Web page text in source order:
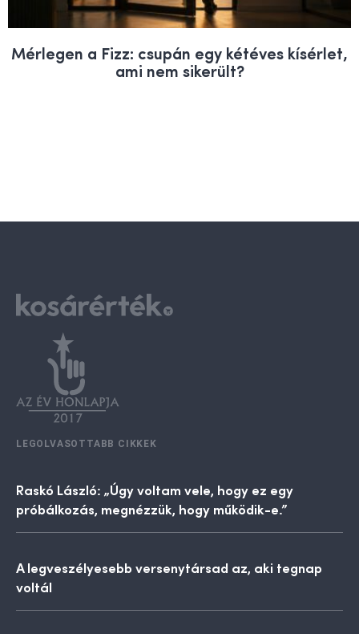
Mérlegen a Fizz: csupán egy kétéves kísérlet,
ami nem sikerült?
LEGOLVASOTTABB CIKKEK
Raskó László: „Úgy voltam vele, hogy ez egy
próbálkozás, megnézzük, hogy működik-e.”
A legveszélyesebb versenytársad az, aki tegnap
voltál